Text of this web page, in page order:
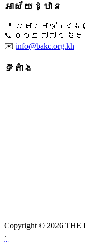
អាស័យដ្ឋាន
📍 អគារកាច់ជ្
📞 ​០១២ ៧៧១ ៥៦
✉️ info@bakc.org.kh
ទីតាំង
Copyright © 2026
.